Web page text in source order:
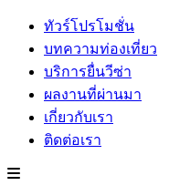
ทัวร์โปรโมชั่น
บทความท่องเที่ยว
บริการยื่นวีซ่า
ผลงานที่ผ่านมา
เกี่ยวกับเรา
ติดต่อเรา